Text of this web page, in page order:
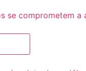
se comprometem